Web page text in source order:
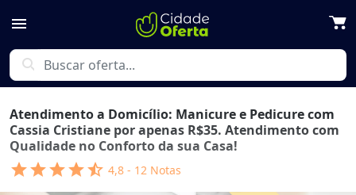
menu
search
Atendimento a Domicílio: Manicure e Pedicure com
Cassia Cristiane por apenas R$35. Atendimento com
Qualidade no Conforto da sua Casa!
starstarstarstarstar_half 4,8 - 12 Notas